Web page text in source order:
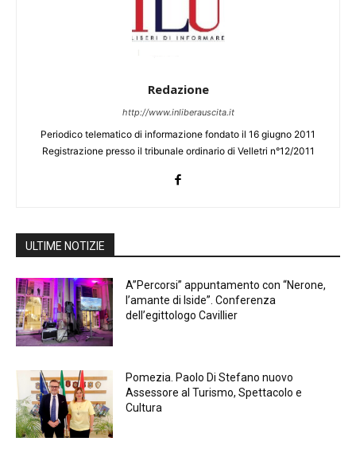
Redazione
http://www.inliberauscita.it
Periodico telematico di informazione fondato il 16 giugno 2011
Registrazione presso il tribunale ordinario di Velletri n°12/2011
ULTIME NOTIZIE
A”Percorsi” appuntamento con “Nerone,
l’amante di Iside”. Conferenza
dell’egittologo Cavillier
Pomezia. Paolo Di Stefano nuovo
Assessore al Turismo, Spettacolo e
Cultura